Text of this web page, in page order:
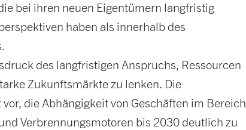
bei ihren neuen Eigentümern langfristig
haben als innerhalb des
des langfristigen Anspruchs, Ressourcen
Zukunftsmärkte zu lenken. Die
die Abhängigkeit von Geschäften im Bereich
Verbrennungsmotoren bis 2030 deutlich zu